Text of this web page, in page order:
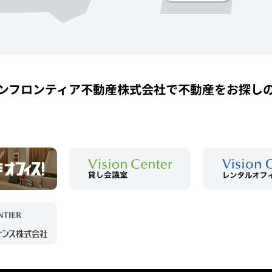
フロンティア不動産株式会社で不動産をお探し